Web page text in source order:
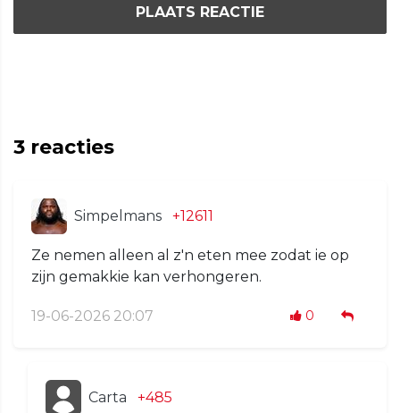
PLAATS REACTIE
3 reacties
Simpelmans +12611
Ze nemen alleen al z'n eten mee zodat ie op
zijn gemakkie kan verhongeren.
19-06-2026 20:07 0
Carta +485